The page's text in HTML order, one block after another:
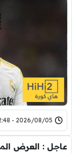
2026/08/05 - 22:48
عاجل : العرض